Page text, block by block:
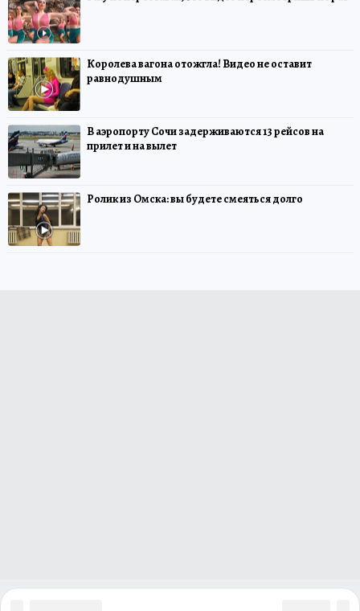
Королева вагона отожгла! Видео не оставит
равнодушным
В аэропорту Сочи задерживаются 13 рейсов на
прилет и на вылет
Ролик из Омска: вы будете смеяться долго